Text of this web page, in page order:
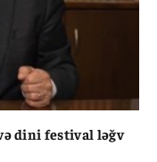
dini festival ləğv